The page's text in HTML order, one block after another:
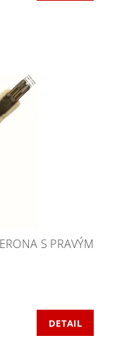
S PRAVÝM
DETAIL